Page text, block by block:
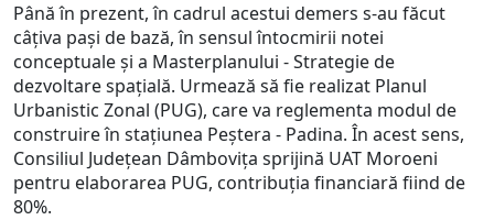
Până în prezent, în cadrul acestui demers s-au făcut
câțiva pași de bază, în sensul întocmirii notei
conceptuale și a Masterplanului - Strategie de
dezvoltare spațială. Urmează să fie realizat Planul
Urbanistic Zonal (PUG), care va reglementa modul de
construire în stațiunea Peștera - Padina. În acest sens,
Consiliul Județean Dâmbovița sprijină UAT Moroeni
pentru elaborarea PUG, contribuția financiară fiind de
80%.